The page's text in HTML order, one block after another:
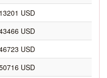
USD
USD
USD
USD